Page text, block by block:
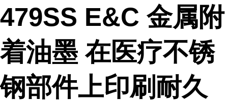
479SS E&C 金属附
着油墨 在医疗不锈
钢部件上印刷耐久